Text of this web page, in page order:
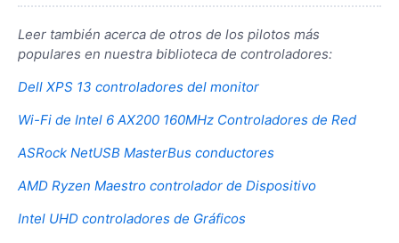
Leer también acerca de otros de los pilotos más
populares en nuestra biblioteca de controladores:
Dell XPS 13 controladores del monitor
Wi-Fi de Intel 6 AX200 160MHz Controladores de Red
ASRock NetUSB MasterBus conductores
AMD Ryzen Maestro controlador de Dispositivo
Intel UHD controladores de Gráficos